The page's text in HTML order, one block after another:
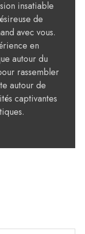
insatiable
de
avec vous.
en
autour du
rassembler
autour de
captivantes